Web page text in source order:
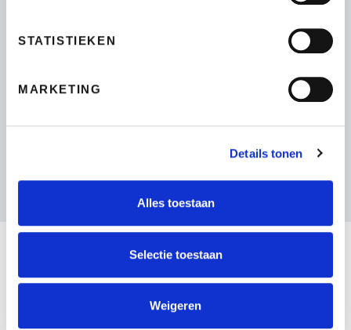
STATISTIEKEN
MARKETING
Details tonen
Alles toestaan
Selectie toestaan
Weigeren
Recente fietsen